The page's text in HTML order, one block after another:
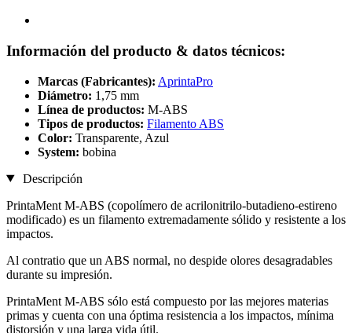
Información del producto & datos técnicos:
Marcas (Fabricantes): AprintaPro
Diámetro: 1,75 mm
Línea de productos: M-ABS
Tipos de productos: Filamento ABS
Color: Transparente, Azul
System: bobina
Descripción
PrintaMent M-ABS (copolímero de acrilonitrilo-butadieno-estireno
modificado) es un filamento extremadamente sólido y resistente a los
impactos.
Al contratio que un ABS normal, no despide olores desagradables
durante su impresión.
PrintaMent M-ABS sólo está compuesto por las mejores materias
primas y cuenta con una óptima resistencia a los impactos, mínima
distorsión y una larga vida útil.